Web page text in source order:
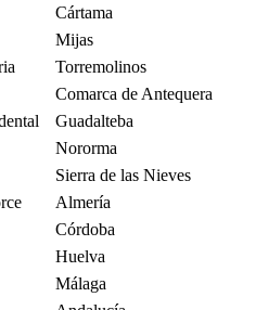
Cártama
Mijas
Torremolinos
Comarca de Antequera
Guadalteba
Nororma
Sierra de las Nieves
Almería
Córdoba
Huelva
Málaga